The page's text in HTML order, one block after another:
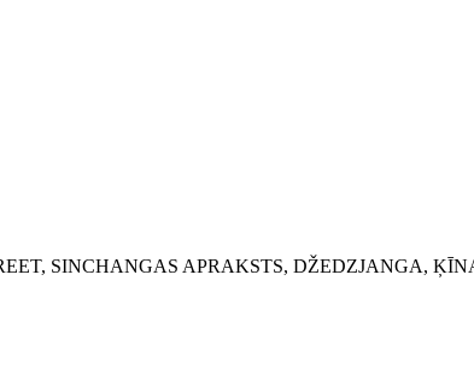
SINCHANGAS APRAKSTS, DŽEDZJANGA,